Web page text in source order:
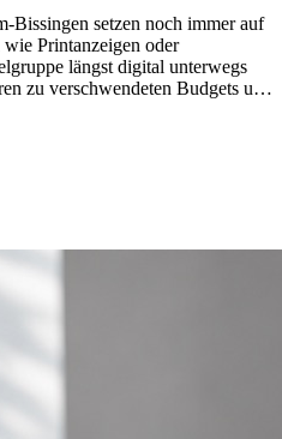
Bissingen setzen noch immer auf
Printanzeigen oder
längst digital unterwegs
zu verschwendeten Budgets und
unerreichbar, während
auf digitale Kanäle bedeutet